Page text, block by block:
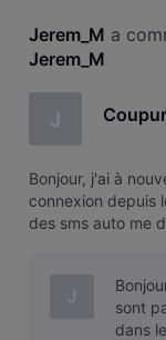
Jerem_M a
Jerem_M
J
Bonjour, j'ai à
connexion depuis
des sms auto me
nouveau des
J
sont
dans